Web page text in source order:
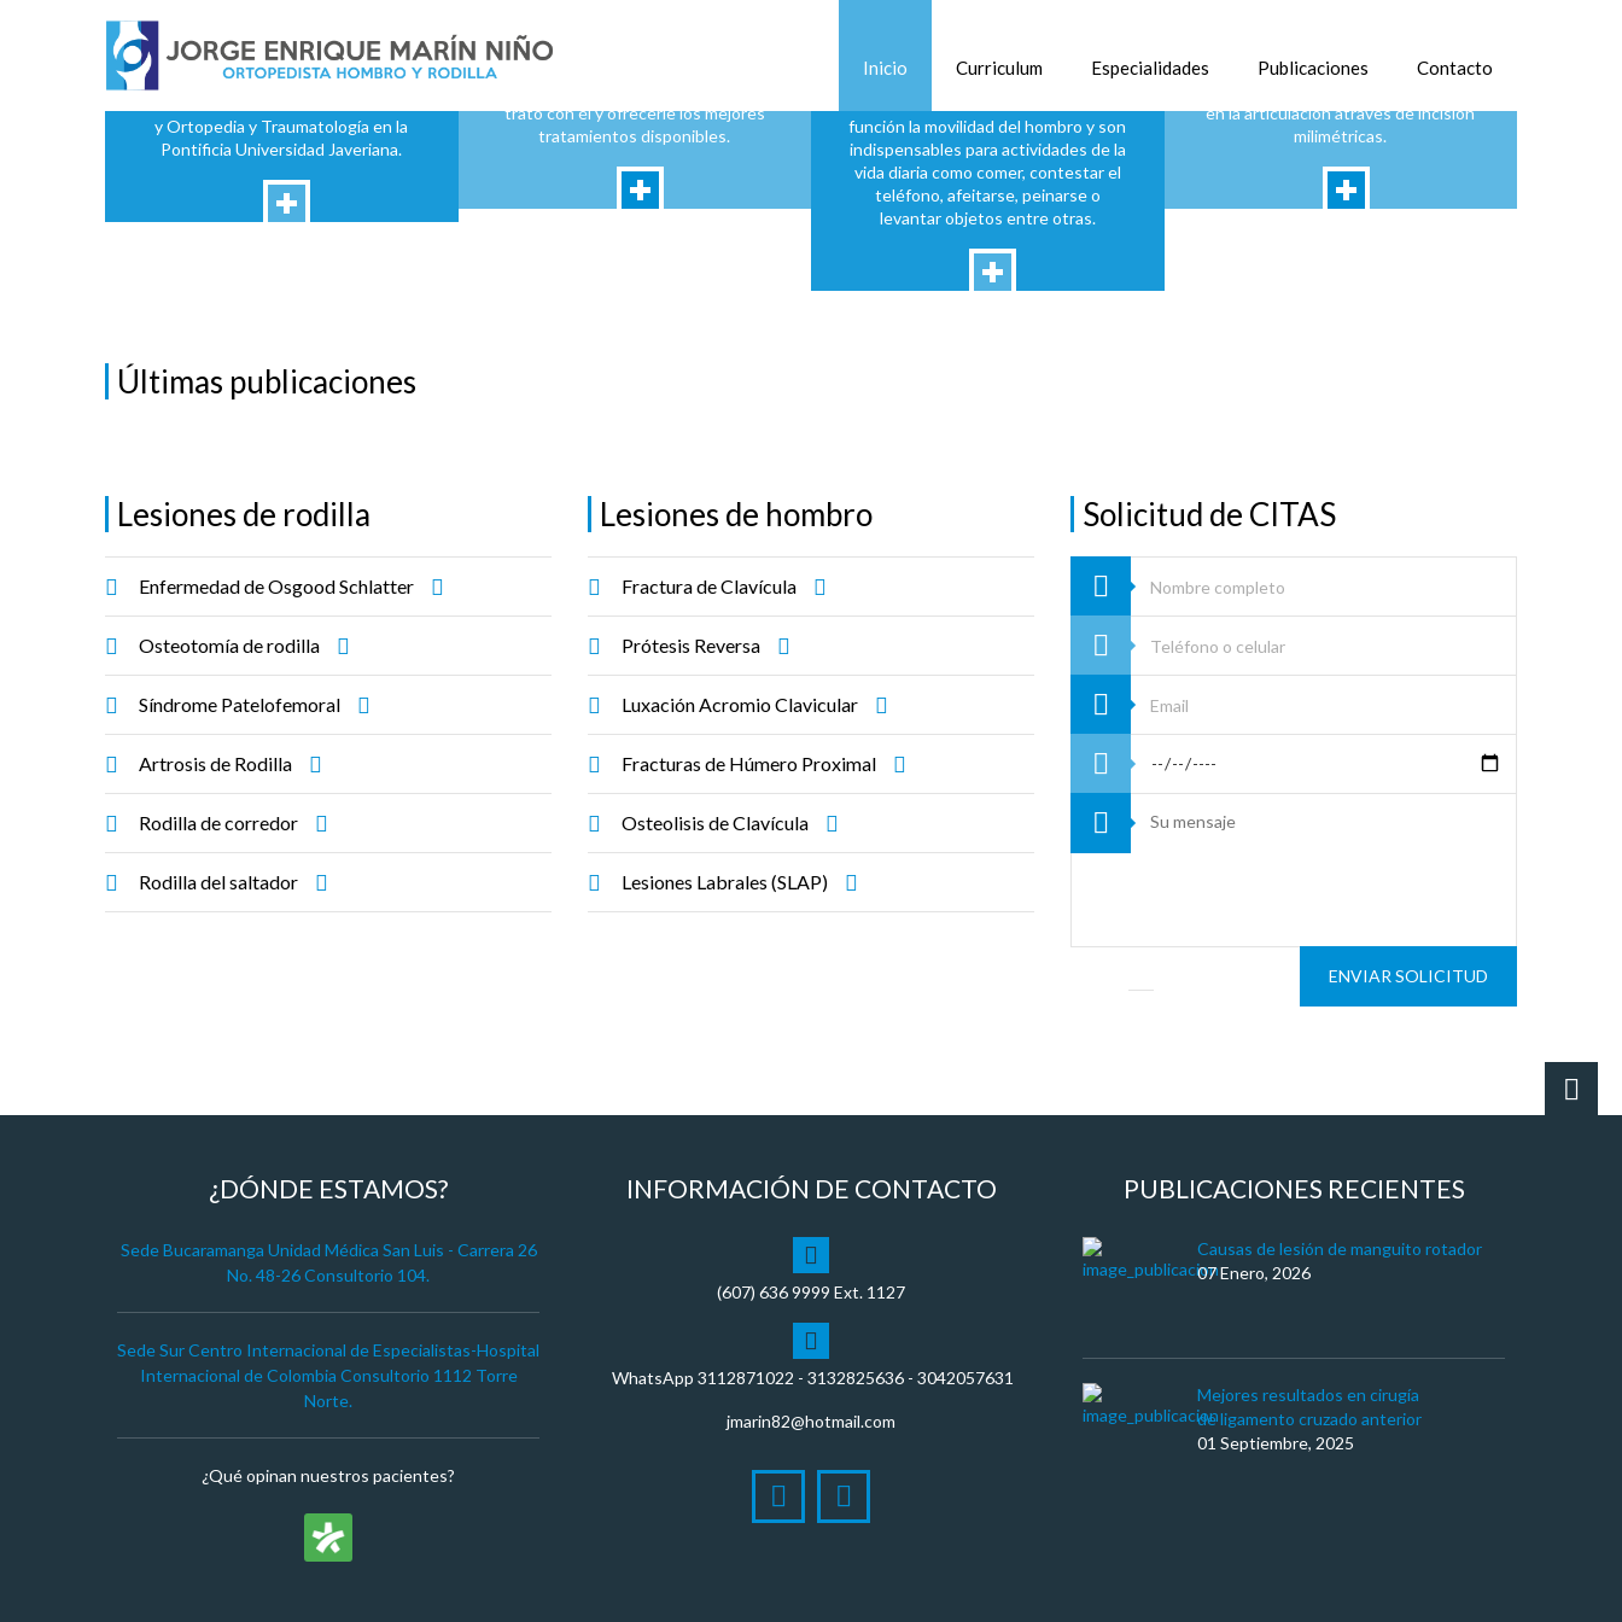
Inicio Curriculum Especialidades Publicaciones Contacto
Marín Niño
El Doctor Jorge Enrique Marin Niño,
y Ortopedia y Traumatología en la
Pontificia Universidad Javeriana.
Mi práctica médica se basa en el
paciente. El es el centro de mi
trato con él y ofrecerle los mejores
tratamientos disponibles.
El manguito rotador es un grupo de 4
función la movilidad del hombro y son
indispensables para actividades de la
vida diaria como comer, contestar el
teléfono, afeitarse, peinarse o
levantar objetos entre otras.
minimamente invasiva el cual me
en la articulación atraves de incisión
milimétricas.
Últimas publicaciones
Lesiones de rodilla
Enfermedad de Osgood Schlatter
Osteotomía de rodilla
Síndrome Patelofemoral
Artrosis de Rodilla
Rodilla de corredor
Rodilla del saltador
Lesiones de hombro
Fractura de Clavícula
Prótesis Reversa
Luxación Acromio Clavicular
Fracturas de Húmero Proximal
Osteolisis de Clavícula
Lesiones Labrales (SLAP)
Solicitud de CITAS
ENVIAR SOLICITUD
¿DÓNDE ESTAMOS?
Sede Bucaramanga Unidad Médica San Luis - Carrera 26
No. 48-26 Consultorio 104.
Sede Sur Centro Internacional de Especialistas-Hospital
Internacional de Colombia Consultorio 1112 Torre
Norte.
¿Qué opinan nuestros pacientes?
INFORMACIÓN DE CONTACTO
(607) 636 9999 Ext. 1127
WhatsApp 3112871022 - 3132825636 - 3042057631
jmarin82@hotmail.com
PUBLICACIONES RECIENTES
Causas de lesión de manguito rotador
07 Enero, 2026
Mejores resultados en cirugía
de ligamento cruzado anterior
01 Septiembre, 2025